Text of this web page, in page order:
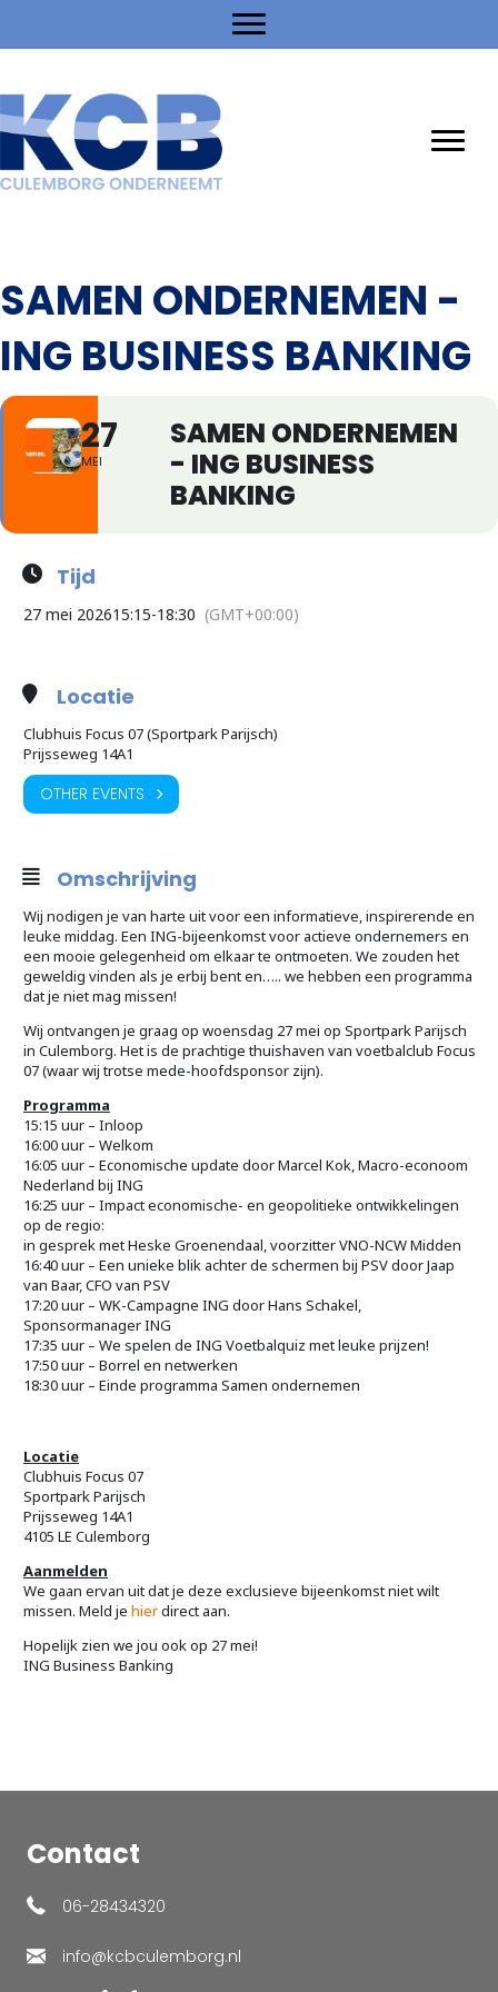
SAMEN ONDERNEMEN -
ING BUSINESS BANKING
27
MEI
SAMEN ONDERNEMEN
- ING BUSINESS
BANKING
Tijd
27 mei 202615:15-18:30 (GMT+00:00)
Locatie
Clubhuis Focus 07 (Sportpark Parijsch)
Prijsseweg 14A1
OTHER EVENTS
Omschrijving
Wij nodigen je van harte uit voor een informatieve, inspirerende en
leuke middag. Een ING-bijeenkomst voor actieve ondernemers en
een mooie gelegenheid om elkaar te ontmoeten. We zouden het
geweldig vinden als je erbij bent en….. we hebben een programma
dat je niet mag missen!
Wij ontvangen je graag op woensdag 27 mei op Sportpark Parijsch
in Culemborg. Het is de prachtige thuishaven van voetbalclub Focus
07 (waar wij trotse mede-hoofdsponsor zijn).
Programma
15:15 uur – Inloop
16:00 uur – Welkom
16:05 uur – Economische update door Marcel Kok, Macro-econoom
Nederland bij ING
16:25 uur – Impact economische- en geopolitieke ontwikkelingen
op de regio:
in gesprek met Heske Groenendaal, voorzitter VNO-NCW Midden
16:40 uur – Een unieke blik achter de schermen bij PSV door Jaap
van Baar, CFO van PSV
17:20 uur – WK-Campagne ING door Hans Schakel,
Sponsormanager ING
17:35 uur – We spelen de ING Voetbalquiz met leuke prijzen!
17:50 uur – Borrel en netwerken
18:30 uur – Einde programma Samen ondernemen
Locatie
Clubhuis Focus 07
Sportpark Parijsch
Prijsseweg 14A1
4105 LE Culemborg
Aanmelden
We gaan ervan uit dat je deze exclusieve bijeenkomst niet wilt
missen. Meld je hierdirect aan.
Hopelijk zien we jou ook op 27 mei!
ING Business Banking
Contact
06-28434320
info@kcbculemborg.nl